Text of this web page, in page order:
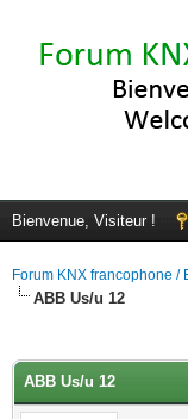
Bienvenue, Visiteur !
Forum KNX francophone /
ABB Us/u 12
ABB Us/u 12